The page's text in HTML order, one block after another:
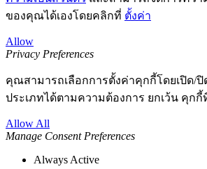
ของคุณได้เองโดยคลิกที่ ตั้งค่า
Allow
Privacy Preferences
คุณสามารถเลือกการตั้งค่าคุกกี้โดยเปิด/
ประเภทได้ตามความต้องการ ยกเว้น คุกกี้
Allow All
Manage Consent Preferences
Always Active